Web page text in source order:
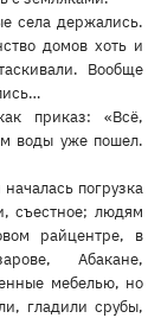
села держались.
домов хоть и
Вообще
приказ: «Всё,
воды уже пошел.
погрузка
съестное; людям
райцентре, в
Абакане,
мебелью, но
гладили срубы,